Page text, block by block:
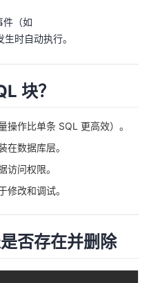
件（如
时自动执行。
块？
操作比单条 SQL 更高效）。
在数据库层。
访问权限。
修改和调试。
否存在并删除